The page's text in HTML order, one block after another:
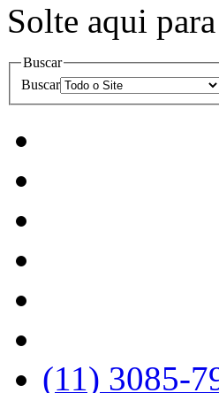
Solte aqui
Buscar
Buscar
(11) 3085-